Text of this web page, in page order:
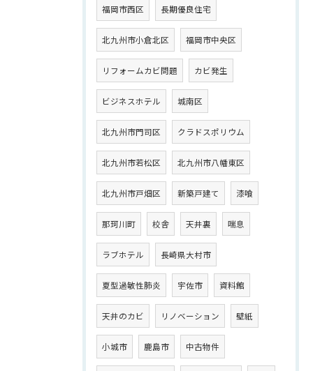
福岡市西区 長期優良住宅
北九州市小倉北区 福岡市中央区
リフォームカビ問題 カビ発生
ビジネスホテル 城南区
北九州市門司区 クラドスポリウム
北九州市若松区 北九州市八幡東区
北九州市戸畑区 新築戸建て 漆喰
那珂川町 校舎 天井裏 喘息
ラブホテル 長崎県大村市
夏型過敏性肺炎 宇佐市 資料館
天井のカビ リノベーション 壁紙
小城市 鹿島市 中古物件